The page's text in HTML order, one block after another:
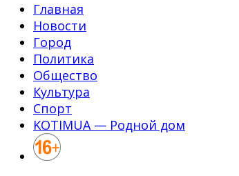
Главная
Новости
Город
Политика
Общество
Культура
Спорт
KOTIMUA — Родной дом